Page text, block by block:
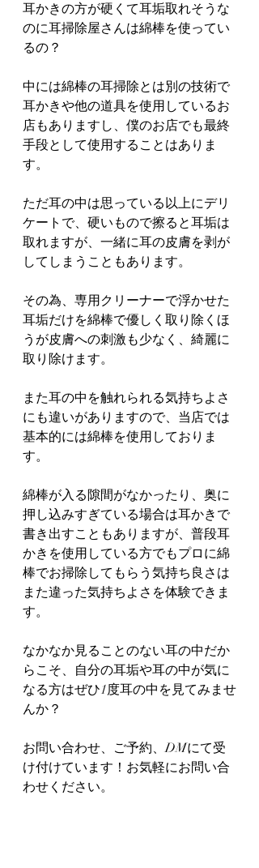
耳かきの方が硬くて耳垢取れそうな
のに耳掃除屋さんは綿棒を使ってい
るの？
中には綿棒の耳掃除とは別の技術で
耳かきや他の道具を使用しているお
店もありますし、僕のお店でも最終
手段として使用することはありま
す。
ただ耳の中は思っている以上にデリ
ケートで、硬いもので擦ると耳垢は
取れますが、一緒に耳の皮膚を剥が
してしまうこともあります。
その為、専用クリーナーで浮かせた
耳垢だけを綿棒で優しく取り除くほ
うが皮膚への刺激も少なく、綺麗に
取り除けます。
また耳の中を触れられる気持ちよさ
にも違いがありますので、当店では
基本的には綿棒を使用しておりま
す。
綿棒が入る隙間がなかったり、奥に
押し込みすぎている場合は耳かきで
書き出すこともありますが、普段耳
かきを使用している方でもプロに綿
棒でお掃除してもらう気持ち良さは
また違った気持ちよさを体験できま
す。
なかなか見ることのない耳の中だか
らこそ、自分の耳垢や耳の中が気に
なる方はぜひ1度耳の中を見てみませ
んか？
お問い合わせ、ご予約、DMにて受
け付けています！お気軽にお問い合
わせください。